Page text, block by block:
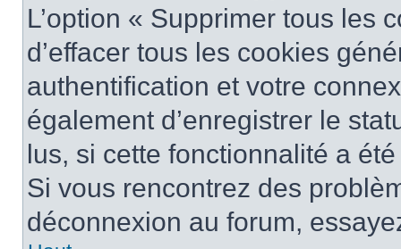
L’option « Supprimer tous les
d’effacer tous les cookies
authentification et votre
également d’enregistrer le
lus, si cette fonctionnalité a
Si vous rencontrez des
déconnexion au forum,